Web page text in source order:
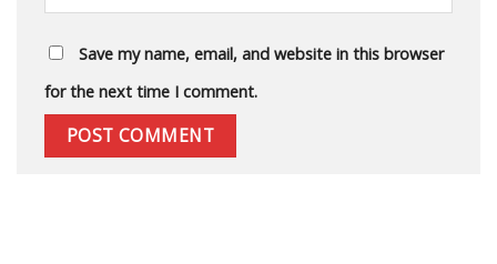
Save my name, email, and website in this browser
for the next time I comment.